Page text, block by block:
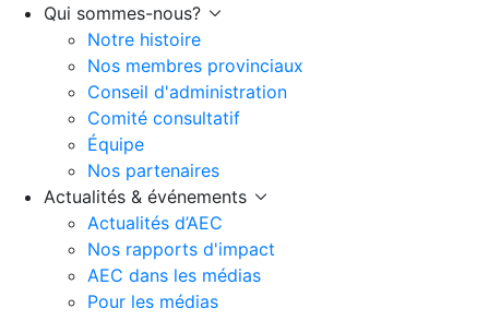
Qui sommes-nous?
Notre histoire
Nos membres provinciaux
Conseil d'administration
Comité consultatif
Équipe
Nos partenaires
Actualités & événements
Actualités d’AEC
Nos rapports d'impact
AEC dans les médias
Pour les médias